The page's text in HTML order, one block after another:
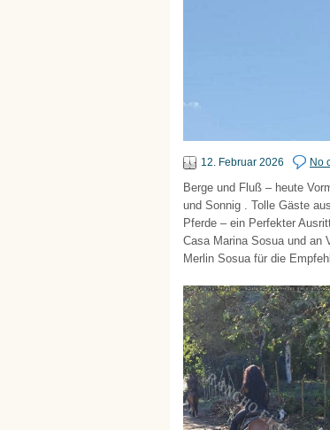
12. Februar 2026 No
Berge und Fluß – heute
und Sonnig . Tolle Gäste
Pferde – ein Perfekter
Casa Marina Sosua und an
Merlin Sosua für die